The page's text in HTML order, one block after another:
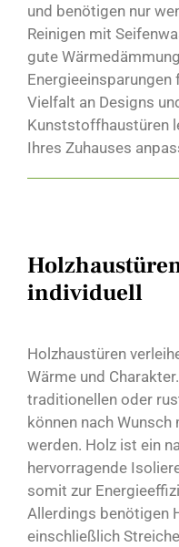
und benötigen nur
Reinigen mit
gute
Energieeinsparungen
Vielfalt an Designs
Kunststoffhaustüren
Ihres Zuhauses
individuell
Holzhaustüren
Wärme und
traditionellen oder
können nach
werden. Holz ist ein
hervorragende
somit zur
Allerdings benötigen
einschließlich